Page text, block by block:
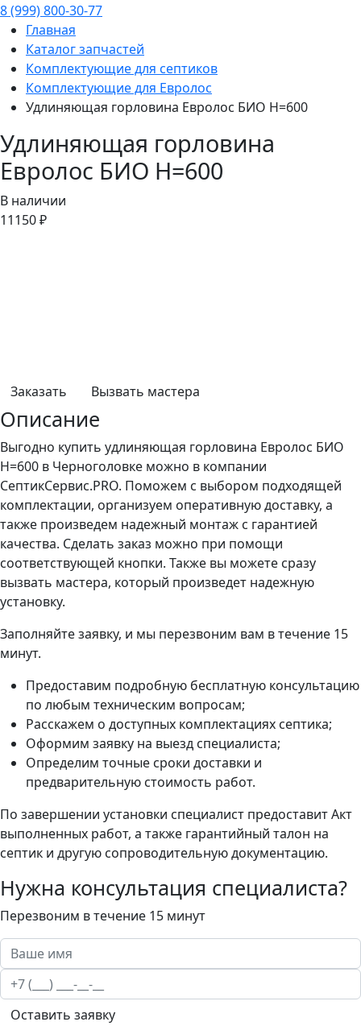
8 (999) 800-30-77
Главная
Каталог запчастей
Комплектующие для септиков
Комплектующие для Евролос
Удлиняющая горловина Евролос БИО H=600
Удлиняющая горловина
Евролос БИО H=600
В наличии
11150 ₽
Заказать Вызвать мастера
Описание
Выгодно купить удлиняющая горловина Евролос БИО
H=600 в Черноголовке можно в компании
СептикСервис.PRO. Поможем с выбором подходящей
комплектации, организуем оперативную доставку, а
также произведем надежный монтаж с гарантией
качества. Сделать заказ можно при помощи
соответствующей кнопки. Также вы можете сразу
вызвать мастера, который произведет надежную
установку.
Заполняйте заявку, и мы перезвоним вам в течение 15
минут.
Предоставим подробную бесплатную консультацию
по любым техническим вопросам;
Расскажем о доступных комплектациях септика;
Оформим заявку на выезд специалиста;
Определим точные сроки доставки и
предварительную стоимость работ.
По завершении установки специалист предоставит Акт
выполненных работ, а также гарантийный талон на
септик и другую сопроводительную документацию.
Нужна консультация специалиста?
Перезвоним в течение 15 минут
Оставить заявку